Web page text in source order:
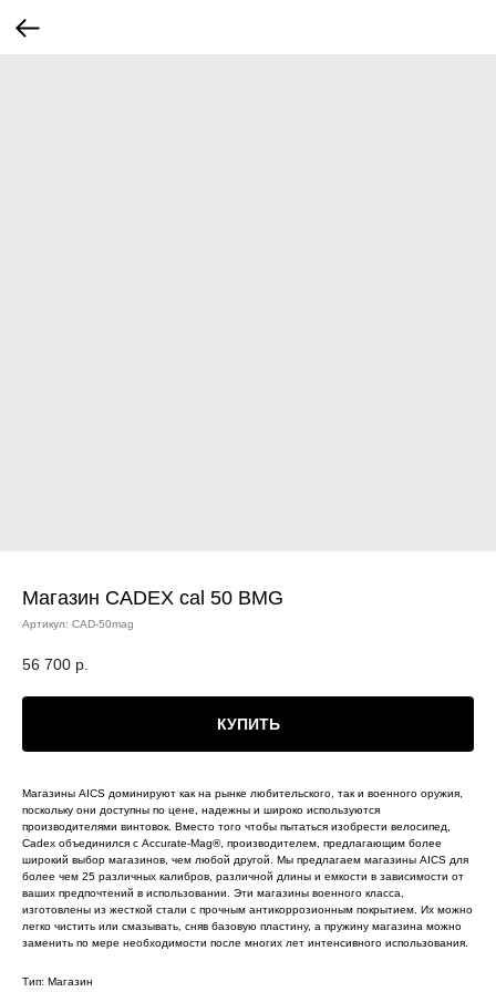
Магазин CADEX cal 50 BMG
Артикул: CAD-50mag
56 700 р.
КУПИТЬ
Магазины AICS доминируют как на рынке любительского, так и военного оружия,
поскольку они доступны по цене, надежны и широко используются
производителями винтовок. Вместо того чтобы пытаться изобрести велосипед,
Cadex объединился с Accurate-Mag®, производителем, предлагающим более
широкий выбор магазинов, чем любой другой. Мы предлагаем магазины AICS для
более чем 25 различных калибров, различной длины и емкости в зависимости от
ваших предпочтений в использовании. Эти магазины военного класса,
изготовлены из жесткой стали с прочным антикоррозионным покрытием. Их можно
легко чистить или смазывать, сняв базовую пластину, а пружину магазина можно
заменить по мере необходимости после многих лет интенсивного использования.
Тип: Магазин